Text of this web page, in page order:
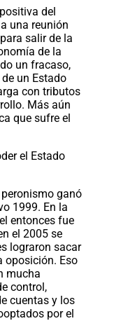
del
una reunión
salir de la
de la
un fracaso,
un Estado
con tributos
Más aún
que sufre el
el Estado
ganó
1999. En la
entonces fue
el 2005 se
lograron sacar
oposición. Eso
mucha
control,
cuentas y los
por el